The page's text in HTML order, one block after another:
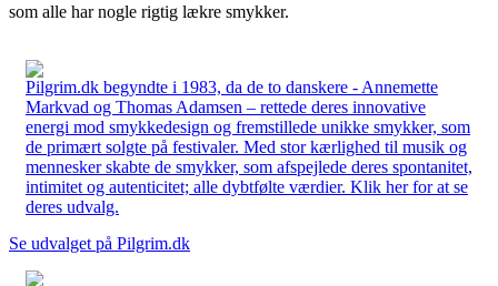
som alle har nogle rigtig lækre smykker.
Pilgrim.dk begyndte i 1983, da de to danskere - Annemette
Markvad og Thomas Adamsen – rettede deres innovative
energi mod smykkedesign og fremstillede unikke smykker, som
de primært solgte på festivaler. Med stor kærlighed til musik og
mennesker skabte de smykker, som afspejlede deres spontanitet,
intimitet og autenticitet; alle dybtfølte værdier. Klik her for at se
deres udvalg.
Se udvalget på Pilgrim.dk